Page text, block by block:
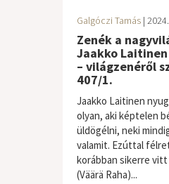
Galgóczi Tamás |
Zenék a
Jaakko Laitinen
– világzenéről
407/1.
Jaakko Laitinen
olyan, aki képtelen
üldögélni, neki
valamit. Ezúttal
korábban sikerre
(Väärä Raha)...